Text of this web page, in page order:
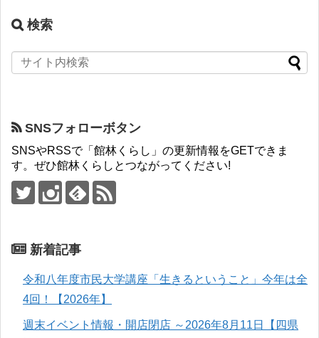
検索
SNSフォローボタン
SNSやRSSで「館林くらし」の更新情報をGETできま
す。ぜひ館林くらしとつながってください!
新着記事
令和八年度市民大学講座「生きるということ」今年は全
4回！【2026年】
週末イベント情報・開店閉店 ～2026年8月11日【四県